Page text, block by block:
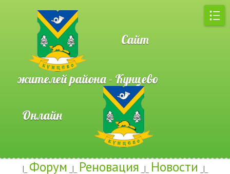
Сайт
жителей района - Кунцево
Онлайн
|_ Форум _|_ Реновация _|_ Новости _|_